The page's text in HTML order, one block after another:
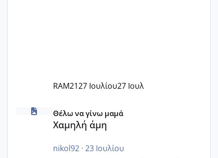
RAM2127 Ιουλίου27 Ιουλ
Χαμηλή άμη
Θέλω να γίνω μαμά
Χαμηλή άμη
nikol92· 23 Ιουλίου